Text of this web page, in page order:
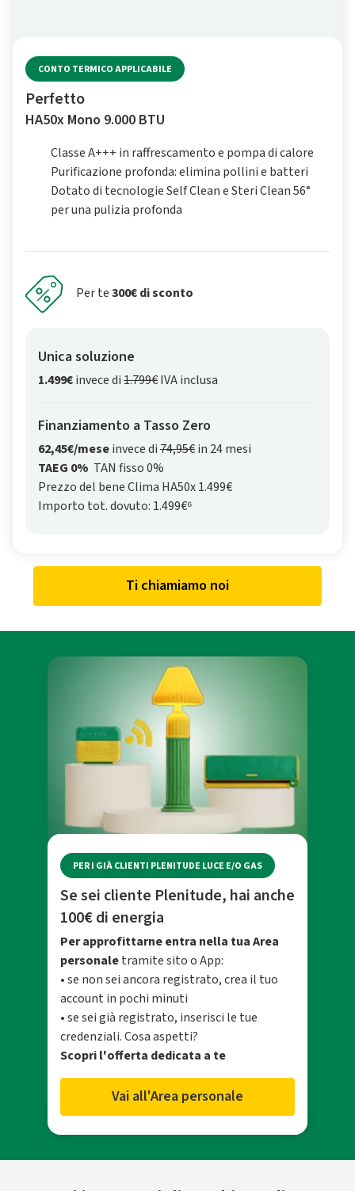
CONTO TERMICO APPLICABILE
Perfetto
HA50x Mono 9.000 BTU
Classe A+++ in raffrescamento e pompa di calore
Purificazione profonda: elimina pollini e batteri
Dotato di tecnologie Self Clean e Steri Clean 56°
per una pulizia profonda
Per te300€ di sconto
Unica soluzione
1.499€invece di1.799€IVA inclusa
Finanziamento a Tasso Zero
62,45€/meseinvece di74,95€in 24 mesi
TAEG 0% TAN fisso 0%
Prezzo del bene Clima HA50x 1.499€
Importo tot. dovuto: 1.499€⁶
Ti chiamiamo noi
PER I GIÀ CLIENTI PLENITUDE LUCE E/O GAS
Se sei cliente Plenitude, hai anche
100€ di energia
Per approfittarne entra nella tua Area
personaletramite sito o App:
• se non sei ancora registrato, crea il tuo
account in pochi minuti
• se sei già registrato, inserisci le tue
credenziali. Cosa aspetti?
Scopri l'offerta dedicata a te
Vai all'Area personale